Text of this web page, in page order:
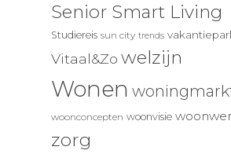
Senior Smart Living
Studiereis sun city trends
Vitaal&Zo welzijn
Wonen
woonconcepten woonvisie
zorg